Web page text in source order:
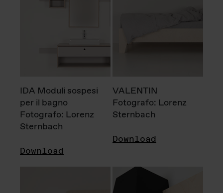
IDA Moduli sospesi
per il bagno
Fotografo: Lorenz
Sternbach
Download
VALENTIN
Fotografo: Lorenz
Sternbach
Download